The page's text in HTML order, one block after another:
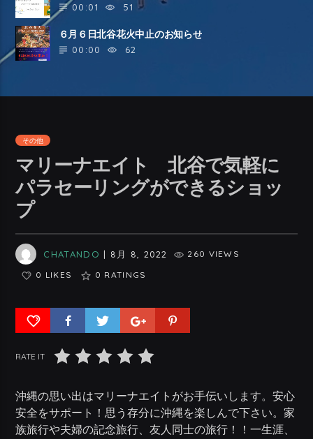
00:01
51
６月６日北谷花火中止のお知らせ
00:00
62
その他
マリーナエイト 北谷で気軽に
パラセーリングができるショッ
プ
CHATANDO | 8月 8, 2022
260 VIEWS
0 LIKES
0 RATINGS
RATE IT
沖縄の思い出はマリーナエイトがお手伝いします。安心
安全をサポート！思う存分に沖縄を楽しんで下さい。家
族旅行や夫婦の記念旅行、友人同士の旅行！！一生涯、